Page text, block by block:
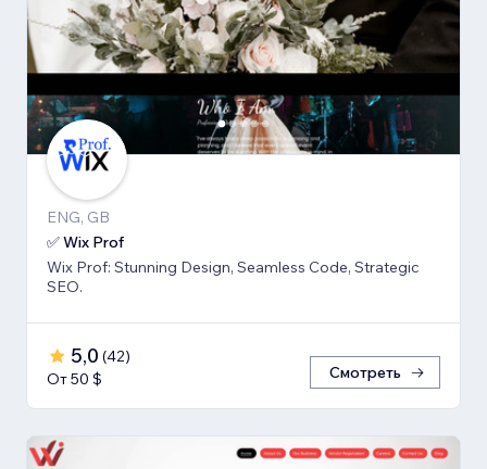
ENG, GB
✅ Wix Prof
Wix Prof: Stunning Design, Seamless Code, Strategic
SEO.
5,0 (42)
От 50 $
Смотреть